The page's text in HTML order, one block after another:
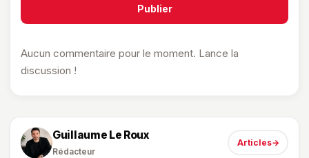
Publier
Aucun commentaire pour le moment. Lance la
discussion !
Guillaume Le Roux
Rédacteur
Articles→